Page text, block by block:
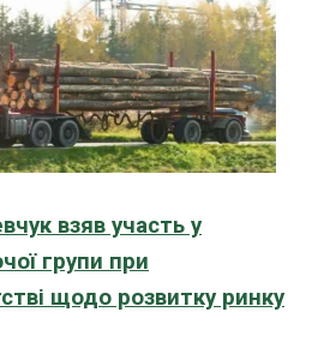
взяв участь у
групи при
щодо розвитку ринку